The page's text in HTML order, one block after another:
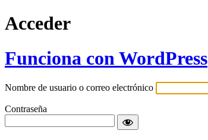
Acceder
Funciona con WordPress
Nombre de usuario o correo electrónico
Contraseña